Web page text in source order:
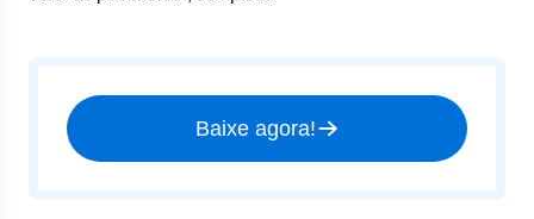
Baixe agora!